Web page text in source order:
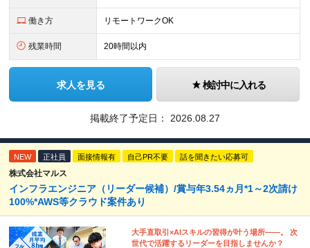
働き方 リモートワークOK
残業時間 20時間以内
求人を見る 検討中に入れる
掲載終了予定日： 2026.08.27
NEW 正社員 面接情報有 自己PR不要 話を聞きたい応募可
株式会社マルス
インフラエンジニア（リーダー候補）/賞与年3.54ヵ月*1～2次請け
100%*AWS等クラウド案件あり
大手直取引×AIスキルの習得が叶う場所――。 次
世代で活躍するリーダーを目指しませんか？